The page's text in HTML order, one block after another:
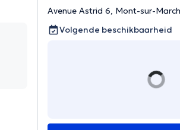
Avenue Astrid 6, Mont-sur-
Volgende beschikbaarheid